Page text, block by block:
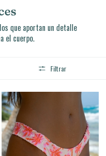
que aportan un detalle
el cuerpo.
Filtrar